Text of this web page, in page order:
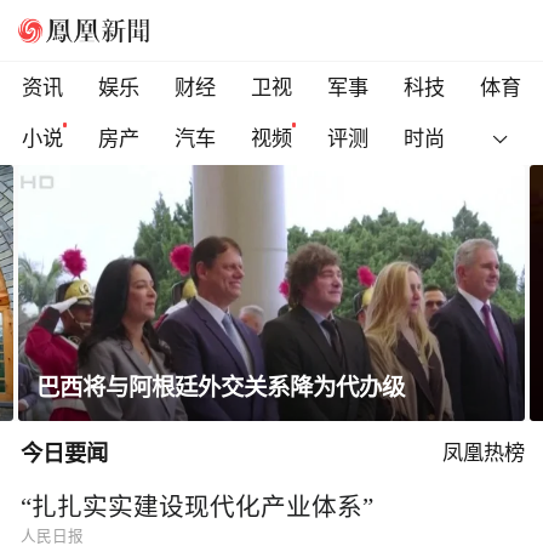
资讯 娱乐 财经 卫视 军事 科技
体育
小说
房产 汽车 视频 评测 时尚
一条隐蔽精干、长期潜伏的道路
今日要闻 凤凰热榜
“扎扎实实建设现代化产业体系”
人民日报